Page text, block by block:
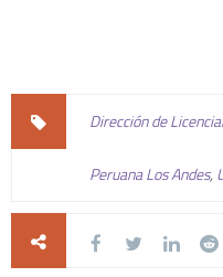
Dirección de
Peruana Los Andes,